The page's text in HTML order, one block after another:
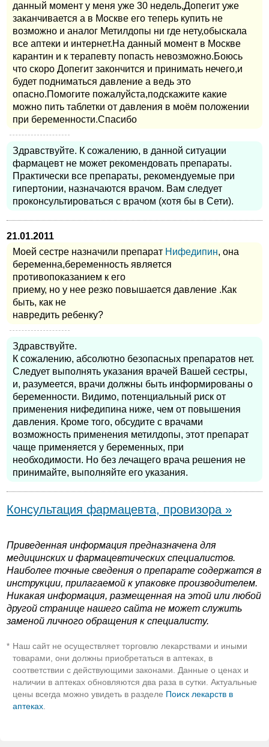
данный момент у меня уже 30 недель,Допегит уже
заканчивается а в Москве его теперь купить не
возможно и аналог Метилдопы ни где нету,обыскала
все аптеки и интернет.На данный момент в Москве
карантин и к терапевту попасть невозможно.Боюсь
что скоро Допегит закончится и принимать нечего,и
будет подниматься давление а ведь это
опасно.Помогите пожалуйста,подскажите какие
можно пить таблетки от давления в моём положении
при беременности.Спасибо
Здравствуйте. К сожалению, в данной ситуации
фармацевт не может рекомендовать препараты.
Практически все препараты, рекомендуемые при
гипертонии, назначаются врачом. Вам следует
проконсультироваться с врачом (хотя бы в Сети).
21.01.2011
Моей сестре назначили препарат Нифедипин, она
беременна,беременность является
противопоказанием к его
приему, но у нее резко повышается давление .Как
быть, как не
навредить ребенку?
Здравствуйте.
К сожалению, абсолютно безопасных препаратов нет.
Следует выполнять указания врачей Вашей сестры,
и, разумеется, врачи должны быть информированы о
беременности. Видимо, потенциальный риск от
применения нифедипина ниже, чем от повышения
давления. Кроме того, обсудите с врачами
возможность применения метилдопы, этот препарат
чаще применяется у беременных, при
необходимости. Но без лечащего врача решения не
принимайте, выполняйте его указания.
Консультация фармацевта, провизора »
Приведенная информация предназначена для
медицинских и фармацевтических специалистов.
Наиболее точные сведения о препарате содержатся в
инструкции, прилагаемой к упаковке производителем.
Никакая информация, размещенная на этой или любой
другой странице нашего сайта не может служить
заменой личного обращения к специалисту.
* Наш сайт не осуществляет торговлю лекарствами и иными
товарами, они должны приобретаться в аптеках, в
соответствии с действующими законами. Данные о ценах и
наличии в аптеках обновляются два раза в сутки. Актуальные
цены всегда можно увидеть в разделе Поиск лекарств в
аптеках